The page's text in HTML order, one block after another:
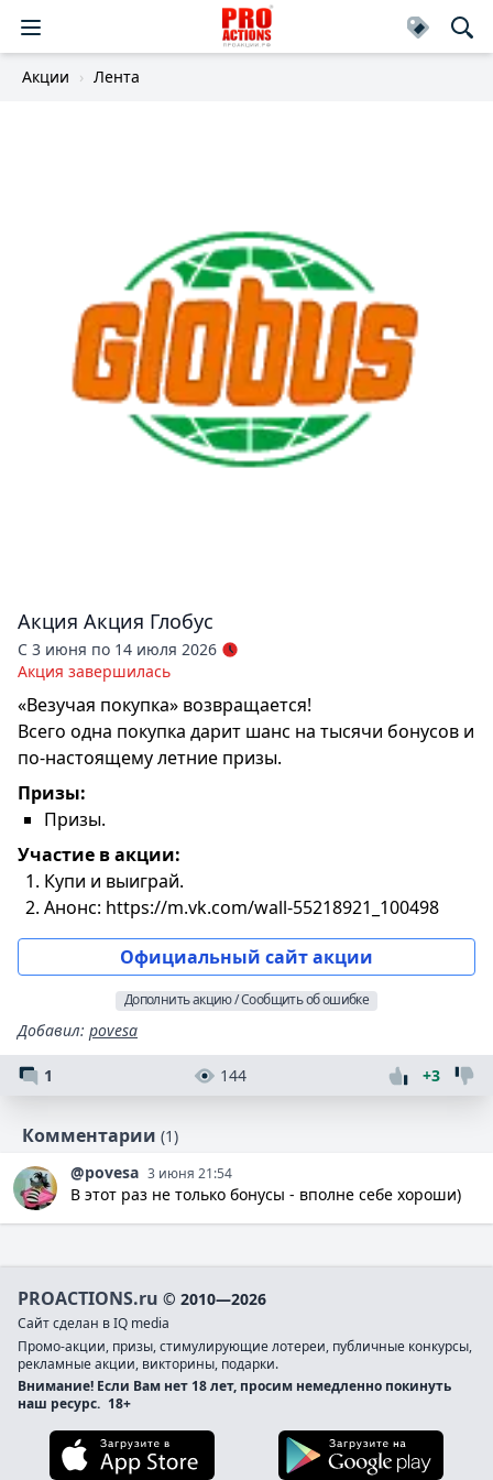
Акции Лента
Акция Акция Глобус
С 3 июня по 14 июля 2026
Акция завершилась
«Везучая покупка» возвращается!
Всего одна покупка дарит шанс на тысячи бонусов и
по-настоящему летние призы.
Призы:
Призы.
Участие в акции:
Купи и выиграй.
Анонс: https://m.vk.com/wall-55218921_100498
Официальный сайт акции
Дополнить акцию / Сообщить об ошибке
Добавил: povesa
1 144 +3
Комментарии (1)
@povesa 3 июня 21:54
В этот раз не только бонусы - вполне себе хороши)
PROACTIONS.ru © 2010—2026
Сайт сделан в IQ media
Промо-акции, призы, стимулирующие лотереи, публичные конкурсы,
рекламные акции, викторины, подарки.
Внимание! Если Вам нет 18 лет, просим немедленно покинуть
наш ресурс. 18+
Загрузите в App Store